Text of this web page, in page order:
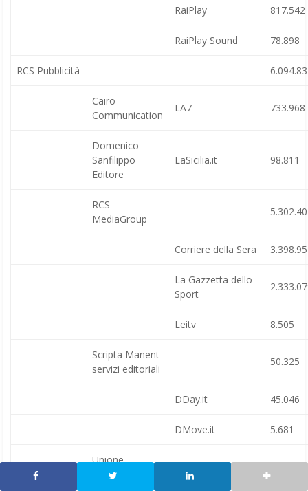
RaiPlay 817.542
RaiPlay Sound 78.898
RCS Pubblicità
Cairo
Communication
LA7 733.968
Domenico
Sanfilippo
Editore
LaSicilia.it 98.811
RCS
MediaGroup
Corriere della Sera
La Gazzetta dello
Sport
Leitv 8.505
Scripta Manent
servizi editoriali
50.325
DDay.it 45.046
DMove.it 5.681
Unione
Editoriale
UnioneSarda 220.149